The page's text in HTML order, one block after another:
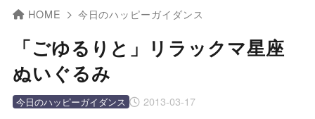
HOME 今日のハッピーガイダンス
「ごゆるりと」リラックマ星座
ぬいぐるみ
2013-03-17
今日のハッピーガイダンス